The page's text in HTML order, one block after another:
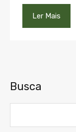
Ler Mais
Busca